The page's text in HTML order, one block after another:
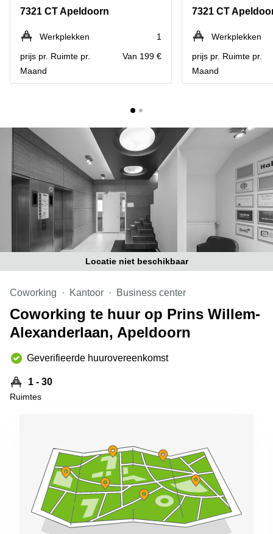
Hengelo
Hilversum
Hoofddorp
Deventer
Tilburg
Zwolle
Amsterdam
Westpoort
Reeuwijk
Business
Arnhem
Business
center
Hilversum
Business
center
Den
Haag
Coworking
Breda
Coworking
in Arnhem
Coworking
Hilversum
Coworking
space
Zwolle
Kantoor
Hengelo
Bedrijfsruimte
Huren in
Nijmegen
7321 CT Apeldoorn
Werkplekken
1
prijs pr. Ruimte pr.
Maand
Van 199 €
7321 CT
Werkplekken
prijs pr. Ruimte pr.
Maand
Locatie niet beschikbaar
Coworking Kantoor Business center
Coworking te huur op Prins Willem-
Alexanderlaan, Apeldoorn
Geverifieerde huurovereenkomst
1 - 30
Ruimtes